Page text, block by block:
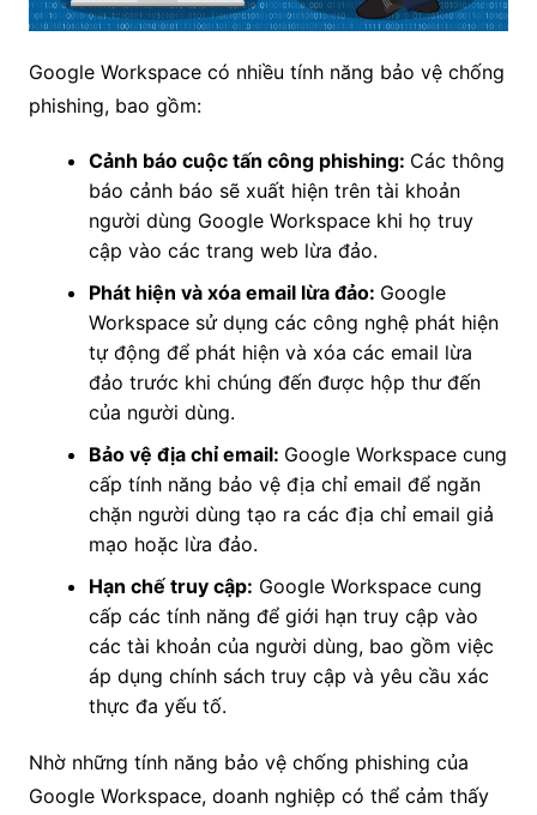
Google Workspace có nhiều tính năng bảo vệ chống
phishing, bao gồm:
Cảnh báo cuộc tấn công phishing: Các thông
báo cảnh báo sẽ xuất hiện trên tài khoản
người dùng Google Workspace khi họ truy
cập vào các trang web lừa đảo.
Phát hiện và xóa email lừa đảo: Google
Workspace sử dụng các công nghệ phát hiện
tự động để phát hiện và xóa các email lừa
đảo trước khi chúng đến được hộp thư đến
của người dùng.
Bảo vệ địa chỉ email: Google Workspace cung
cấp tính năng bảo vệ địa chỉ email để ngăn
chặn người dùng tạo ra các địa chỉ email giả
mạo hoặc lừa đảo.
Hạn chế truy cập: Google Workspace cung
cấp các tính năng để giới hạn truy cập vào
các tài khoản của người dùng, bao gồm việc
áp dụng chính sách truy cập và yêu cầu xác
thực đa yếu tố.
Nhờ những tính năng bảo vệ chống phishing của
Google Workspace, doanh nghiệp có thể cảm thấy